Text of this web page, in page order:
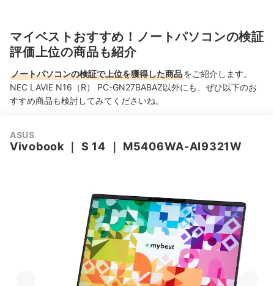
マイベストおすすめ！ノートパソコンの検証
評価上位の商品も紹介
ノートパソコンの検証で上位を獲得した商品をご紹介します。
NEC LAVIE N16（R） PC-GN27BABAZ以外にも、ぜひ以下のお
すすめ商品も検討してみてくださいね。
ASUS
Vivobook ｜ S 14 ｜ M5406WA-AI9321W